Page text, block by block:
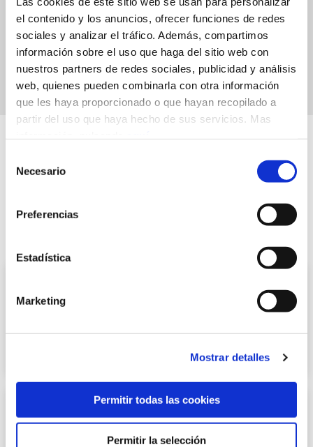
el contenido y los anuncios, ofrecer funciones de redes
sociales y analizar el tráfico. Además, compartimos
información sobre el uso que haga del sitio web con
nuestros partners de redes sociales, publicidad y análisis
web, quienes pueden combinarla con otra información
que les haya proporcionado o que hayan recopilado a
partir del uso que haya hecho de sus servicios. Mas
Necesario
Preferencias
Estadística
Marketing
Mostrar detalles
Permitir todas las cookies
Permitir la selección
competitivas gracias al riguroso cumplimiento de la
LOPD.
nuestras novedades
Transparencia en IA: cómo cumplir con el
artículo 50 del RIA
Un chatbot que atiende a los clientes en la web, una
imagen creada con IA para una campaña en redes,…